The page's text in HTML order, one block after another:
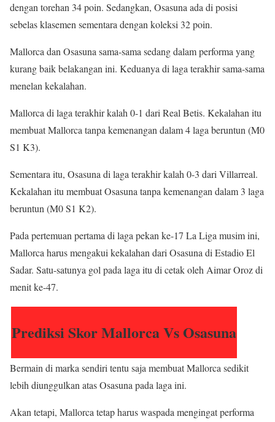
dengan torehan 34 poin. Sedangkan, Osasuna ada di posisi
sebelas klasemen sementara dengan koleksi 32 poin.
Mallorca dan Osasuna sama-sama sedang dalam performa yang
kurang baik belakangan ini. Keduanya di laga terakhir sama-sama
menelan kekalahan.
Mallorca di laga terakhir kalah 0-1 dari Real Betis. Kekalahan itu
membuat Mallorca tanpa kemenangan dalam 4 laga beruntun (M0
S1 K3).
Sementara itu, Osasuna di laga terakhir kalah 0-3 dari Villarreal.
Kekalahan itu membuat Osasuna tanpa kemenangan dalam 3 laga
beruntun (M0 S1 K2).
Pada pertemuan pertama di laga pekan ke-17 La Liga musim ini,
Mallorca harus mengakui kekalahan dari Osasuna di Estadio El
Sadar. Satu-satunya gol pada laga itu di cetak oleh Aimar Oroz di
menit ke-47.
Prediksi Skor Mallorca Vs Osasuna
Bermain di marka sendiri tentu saja membuat Mallorca sedikit
lebih diunggulkan atas Osasuna pada laga ini.
Akan tetapi, Mallorca tetap harus waspada mengingat performa